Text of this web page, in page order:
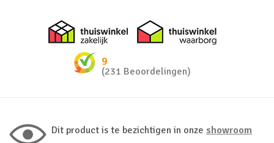
Thuiswinkel zakelijk
9
(231 Beoordelingen)
Dit product is te bezichtigen in onze showroom